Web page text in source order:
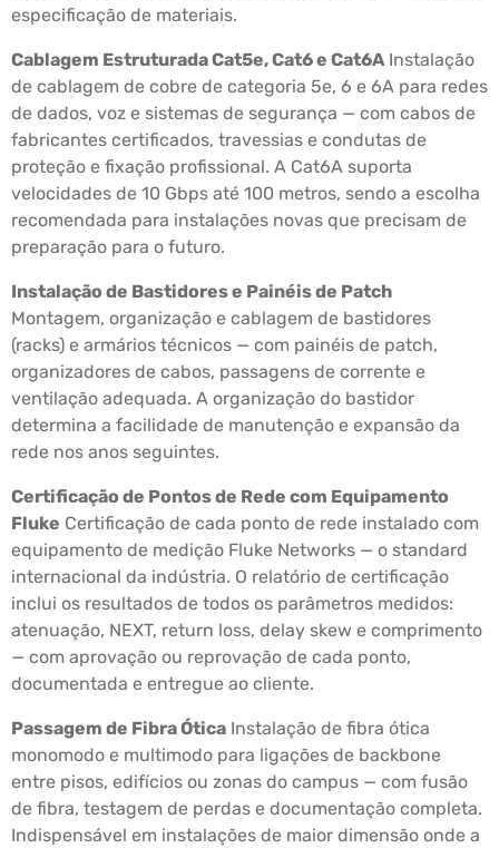
especificação de materiais.
Cablagem Estruturada Cat5e, Cat6 e Cat6A Instalação
de cablagem de cobre de categoria 5e, 6 e 6A para redes
de dados, voz e sistemas de segurança — com cabos de
fabricantes certificados, travessias e condutas de
proteção e fixação profissional. A Cat6A suporta
velocidades de 10 Gbps até 100 metros, sendo a escolha
recomendada para instalações novas que precisam de
preparação para o futuro.
Instalação de Bastidores e Painéis de Patch
Montagem, organização e cablagem de bastidores
(racks) e armários técnicos — com painéis de patch,
organizadores de cabos, passagens de corrente e
ventilação adequada. A organização do bastidor
determina a facilidade de manutenção e expansão da
rede nos anos seguintes.
Certificação de Pontos de Rede com Equipamento
Fluke Certificação de cada ponto de rede instalado com
equipamento de medição Fluke Networks — o standard
internacional da indústria. O relatório de certificação
inclui os resultados de todos os parâmetros medidos:
atenuação, NEXT, return loss, delay skew e comprimento
— com aprovação ou reprovação de cada ponto,
documentada e entregue ao cliente.
Passagem de Fibra Ótica Instalação de fibra ótica
monomodo e multimodo para ligações de backbone
entre pisos, edifícios ou zonas do campus — com fusão
de fibra, testagem de perdas e documentação completa.
Indispensável em instalações de maior dimensão onde a